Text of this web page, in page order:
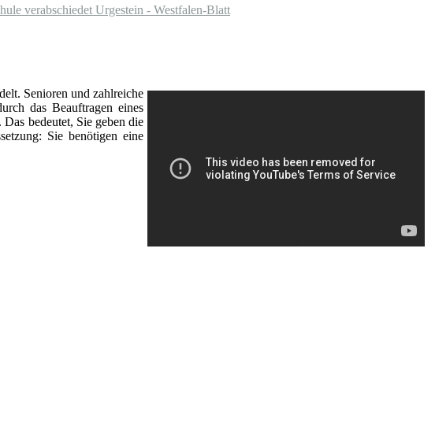
verabschiedet Urgestein - Westfalen-Blatt
Senioren und zahlreiche
das Beauftragen eines
bedeutet, Sie geben die
Sie benötigen eine